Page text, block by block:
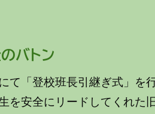
バトン
て「登校班長引継ぎ式」を
を安全にリードしてくれた